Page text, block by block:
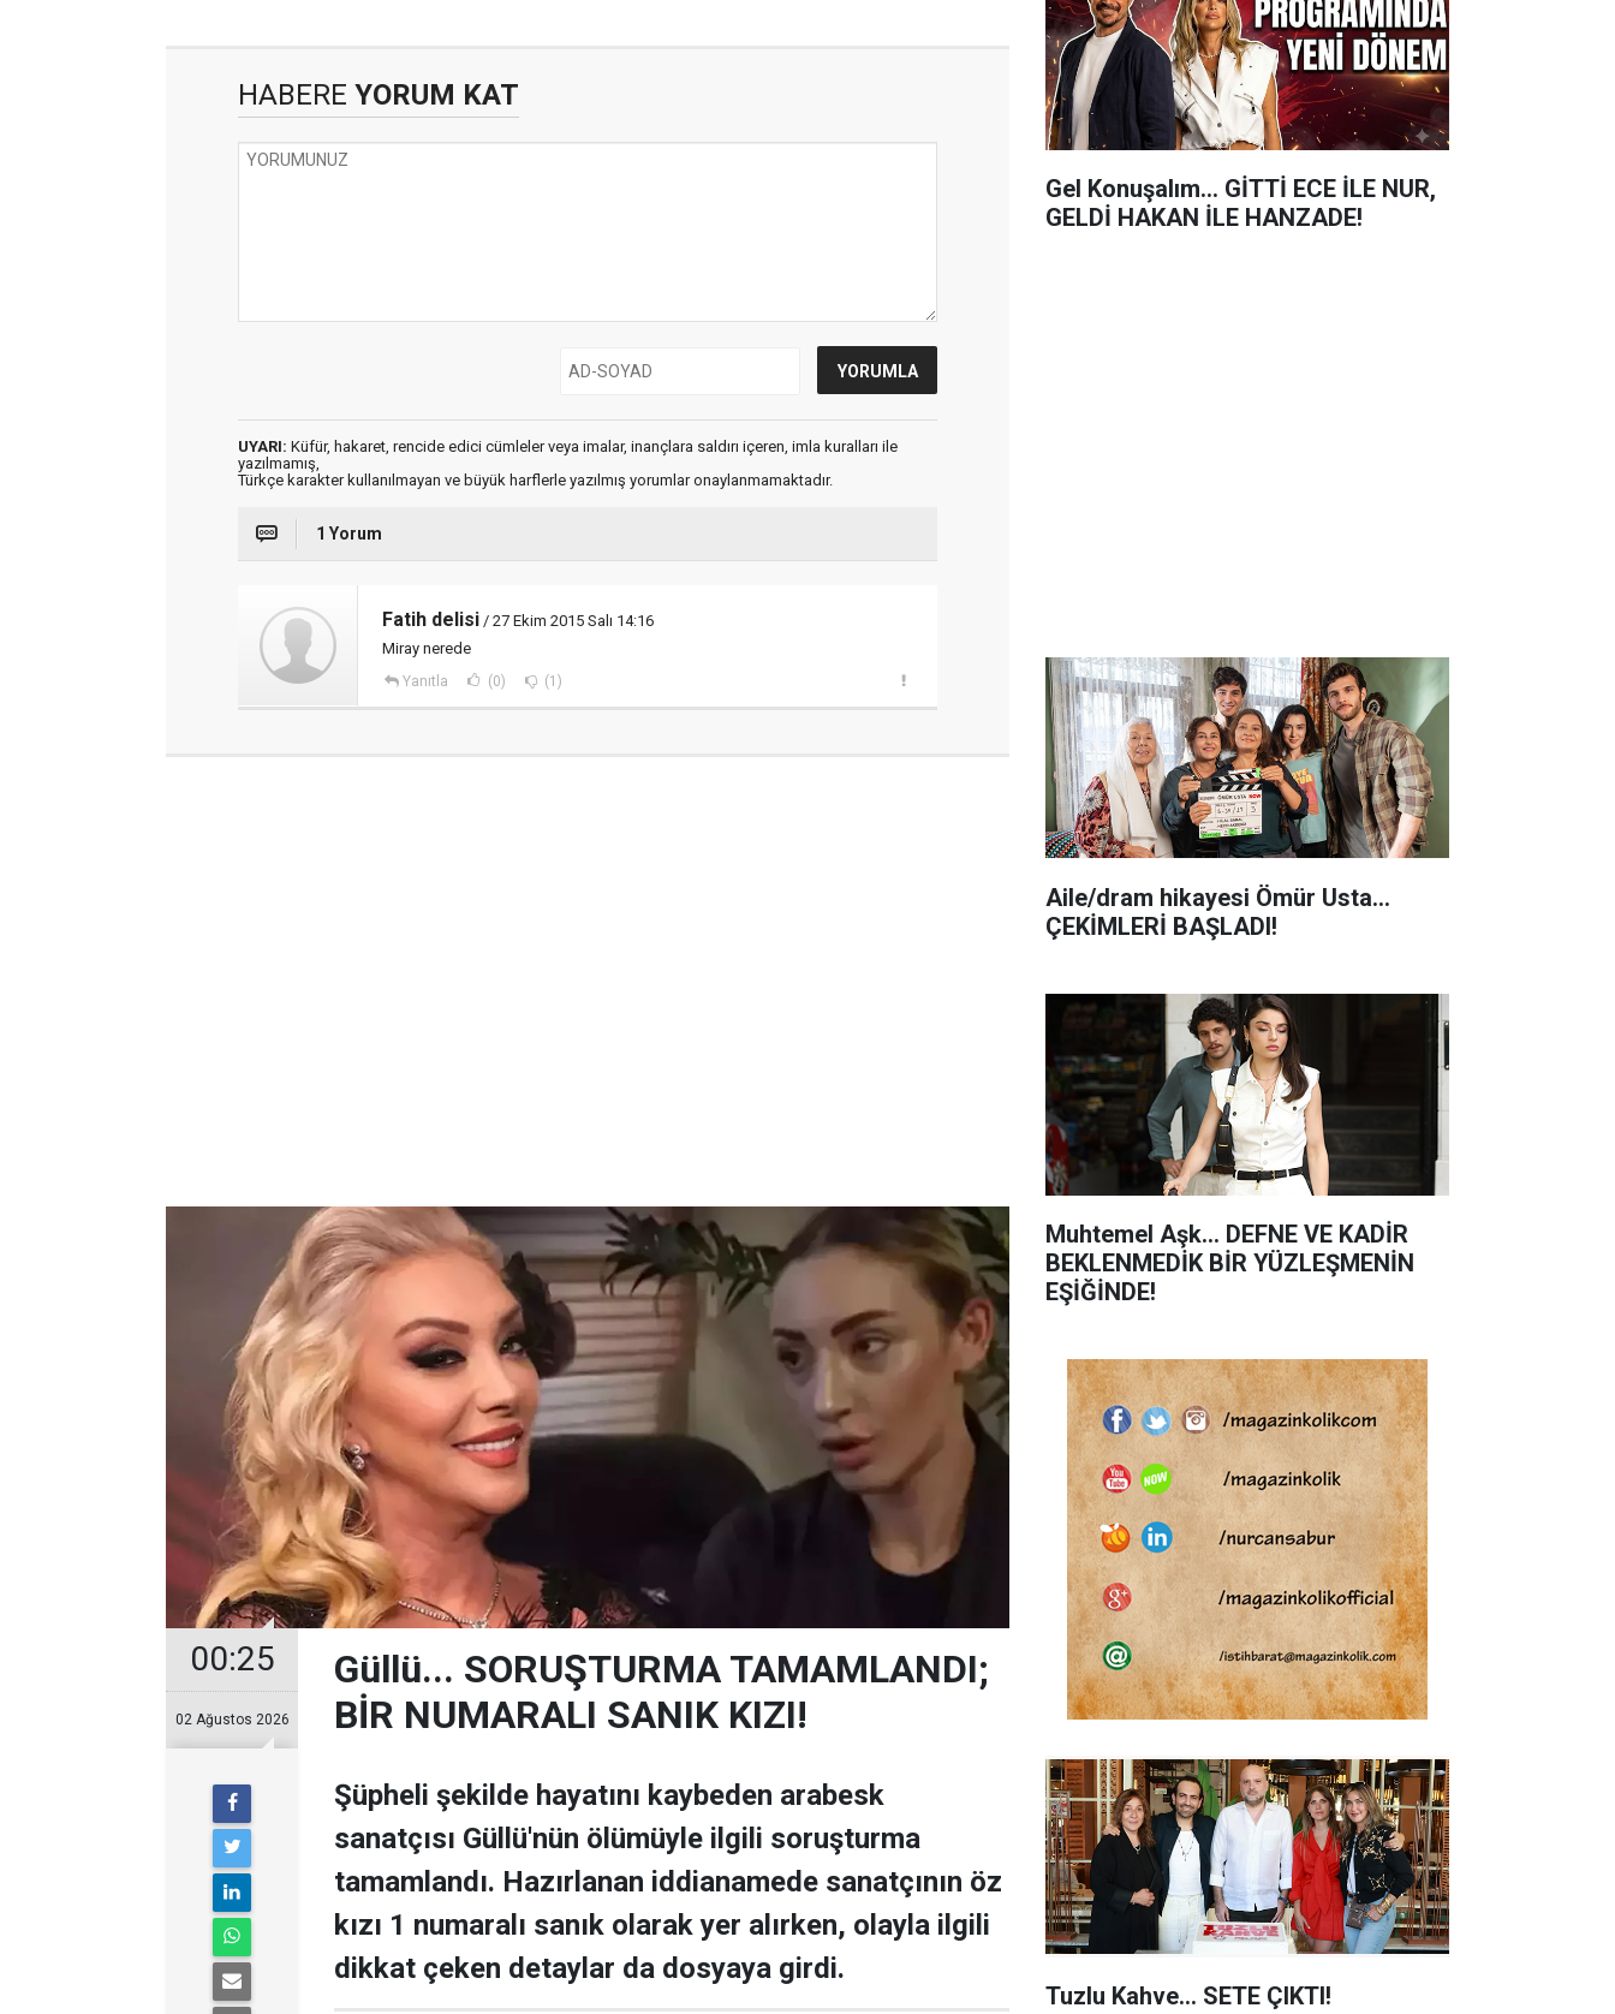
HABERE YORUM KAT
UYARI: Küfür, hakaret, rencide edici cümleler veya imalar, inançlara saldırı içeren, imla kuralları ile
yazılmamış,
Türkçe karakter kullanılmayan ve büyük harflerle yazılmış yorumlar onaylanmamaktadır.
1 Yorum
Fatih delisi / 27 Ekim 2015 Salı 14:16
Miray nerede
Yanıtla (0) (1)
00:25
02 Ağustos 2026
Güllü... SORUŞTURMA TAMAMLANDI;
BİR NUMARALI SANIK KIZI!
Şüpheli şekilde hayatını kaybeden arabesk
sanatçısı Güllü'nün ölümüyle ilgili soruşturma
tamamlandı. Hazırlanan iddianamede sanatçının öz
kızı 1 numaralı sanık olarak yer alırken, olayla ilgili
dikkat çeken detaylar da dosyaya girdi.
Gel Konuşalım... GİTTİ ECE İLE NUR,
GELDİ HAKAN İLE HANZADE!
Aile/dram hikayesi Ömür Usta...
ÇEKİMLERİ BAŞLADI!
Muhtemel Aşk... DEFNE VE KADİR
BEKLENMEDİK BİR YÜZLEŞMENİN
EŞİĞİNDE!
Tuzlu Kahve... SETE ÇIKTI!